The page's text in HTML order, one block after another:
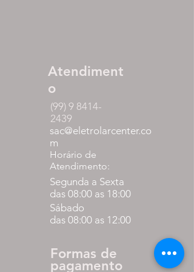
Atendiment
o
(99) 9 8414-
2439
sac@eletrolarcenter.co
m
Horário de
Atendimento:
Segunda a Sexta
das 08:00 as 18:00
Sábado
das 08:00 as 12:00
Formas de
pagamento